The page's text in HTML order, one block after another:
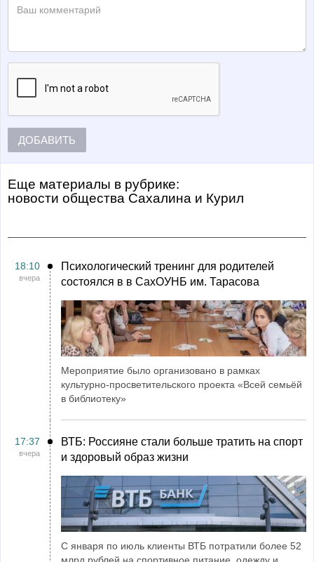
ДОБАВИТЬ
Еще материалы в рубрике:
Новости общества Сахалина и Курил
18:10
вчера
Психологический тренинг для родителей
состоялся в в СахОУНБ им. Тарасова
Мероприятие было организовано в рамках
культурно-просветительского проекта «Всей семьёй
в библиотеку»
17:37
вчера
ВТБ: Россияне стали больше тратить на спорт
и здоровый образ жизни
С января по июль клиенты ВТБ потратили более 52